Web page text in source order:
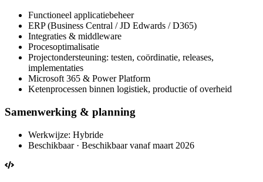
Functioneel applicatiebeheer
ERP (Business Central / JD Edwards / D365)
Integraties & middleware
Procesoptimalisatie
Projectondersteuning: testen, coördinatie, releases,
implementaties
Microsoft 365 & Power Platform
Ketenprocessen binnen logistiek, productie of overheid
Samenwerking & planning
Werkwijze: Hybride
Beschikbaar · Beschikbaar vanaf maart 2026